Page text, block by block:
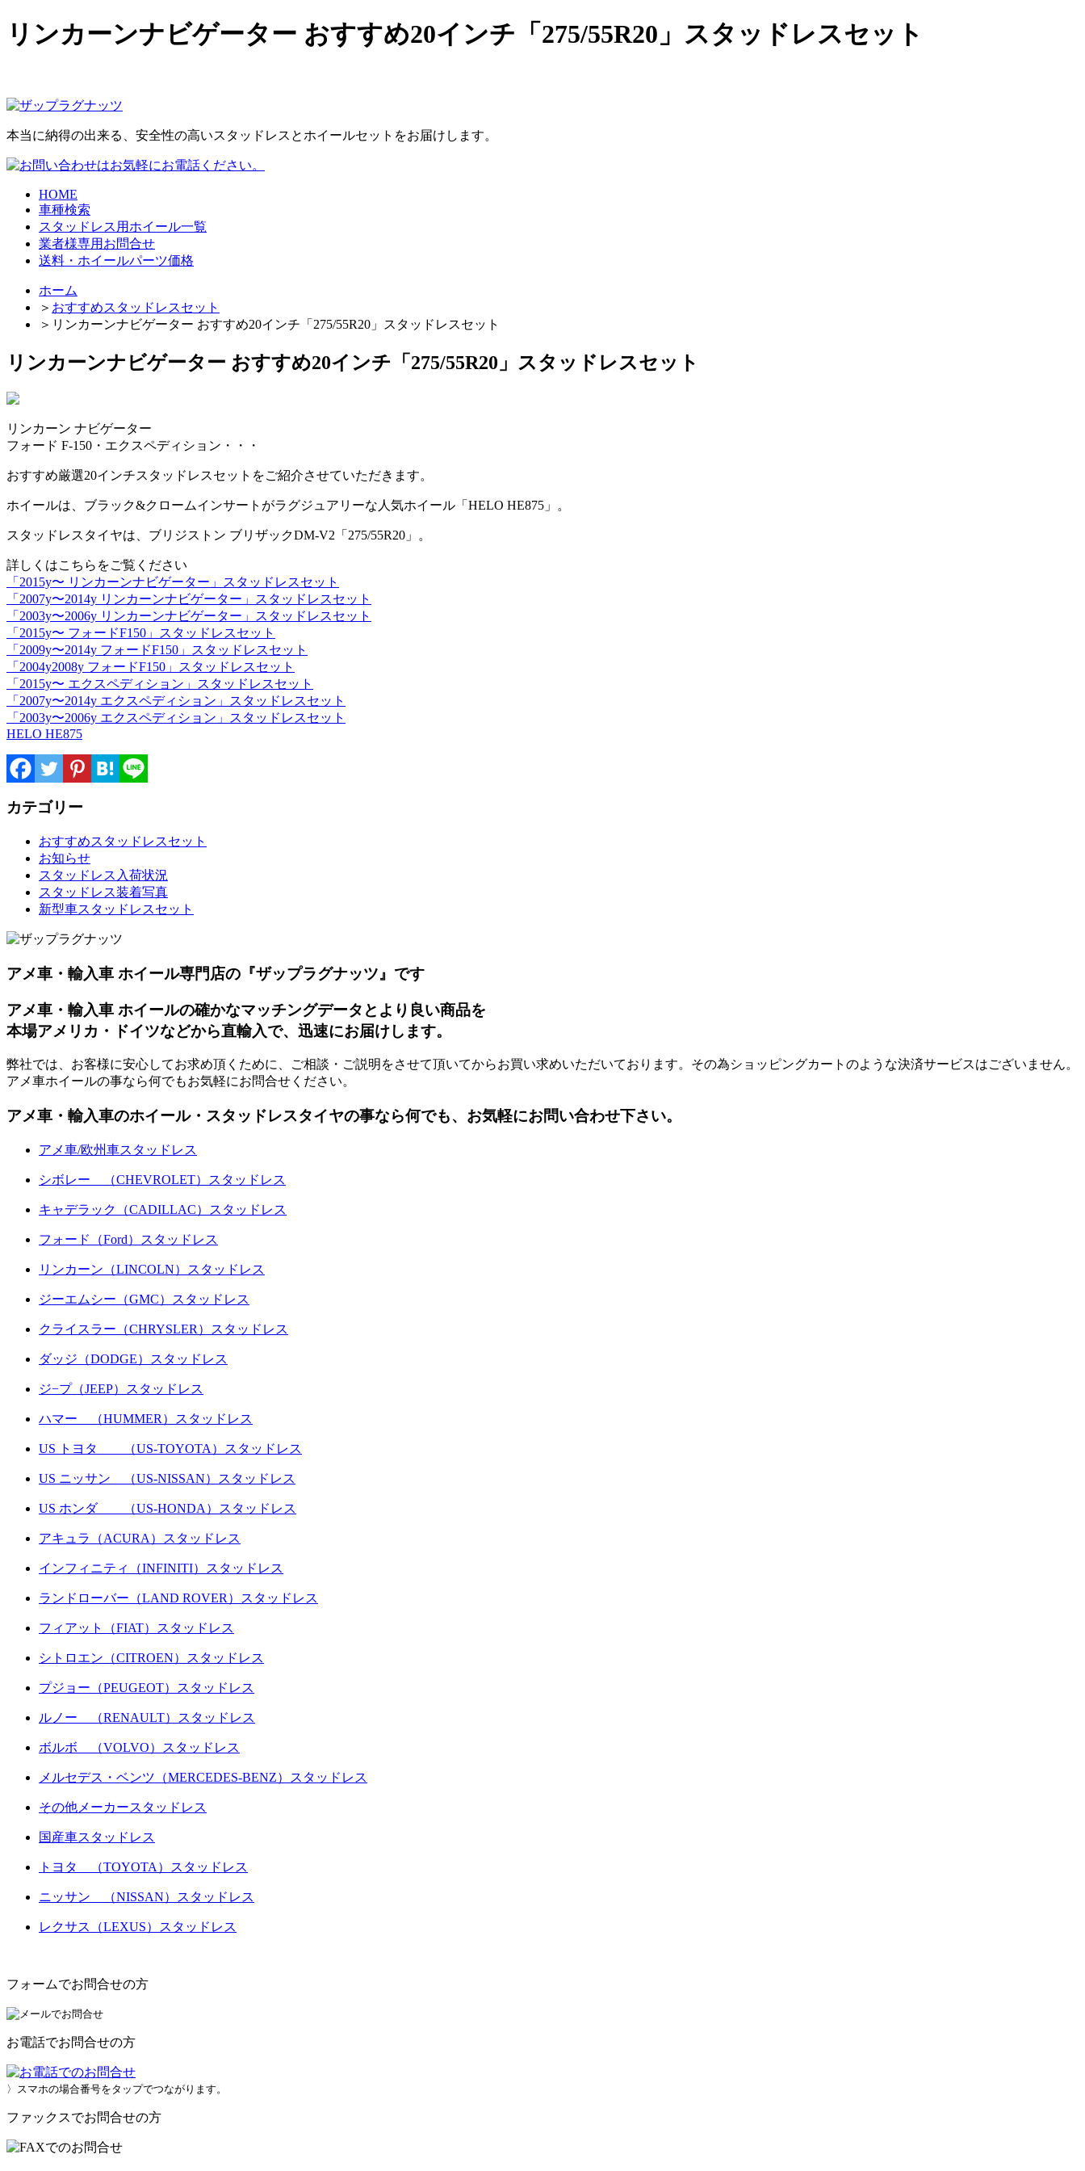
リンカーンナビゲーター おすすめ20インチ「275/55R20」スタッドレスセット
本当に納得の出来る、安全性の高いスタッドレスとホイールセットをお届けします。
HOME
車種検索
スタッドレス用ホイール一覧
業者様専用お問合せ
送料・ホイールパーツ価格
ホーム
＞ おすすめスタッドレスセット
＞ リンカーンナビゲーター おすすめ20インチ「275/55R20」スタッドレスセット
リンカーンナビゲーター おすすめ20インチ「275/55R20」スタッドレスセット
リンカーン ナビゲーター
フォード F-150・エクスペディション・・・
おすすめ厳選20インチスタッドレスセットをご紹介させていただきます。
ホイールは、ブラック&クロームインサートがラグジュアリーな人気ホイール「HELO HE875」。
スタッドレスタイヤは、ブリジストン ブリザックDM-V2「275/55R20」。
詳しくはこちらをご覧ください
「2015y〜 リンカーンナビゲーター」スタッドレスセット
「2007y〜2014y リンカーンナビゲーター」スタッドレスセット
「2003y〜2006y リンカーンナビゲーター」スタッドレスセット
「2015y〜 フォードF150」スタッドレスセット
「2009y〜2014y フォードF150」スタッドレスセット
「2004y2008y フォードF150」スタッドレスセット
「2015y〜 エクスペディション」スタッドレスセット
「2007y〜2014y エクスペディション」スタッドレスセット
「2003y〜2006y エクスペディション」スタッドレスセット
HELO HE875
カテゴリー
おすすめスタッドレスセット
お知らせ
スタッドレス入荷状況
スタッドレス装着写真
新型車スタッドレスセット
アメ車・輸入車 ホイール専門店の『ザップラグナッツ』です
アメ車・輸入車 ホイールの確かなマッチングデータとより良い商品を
本場アメリカ・ドイツなどから直輸入で、迅速にお届けします。
弊社では、お客様に安心してお求め頂くために、ご相談・ご説明をさせて頂いてからお買い求めいただいております。その為ショッピングカートのような決済サービスはございません。
アメ車ホイールの事なら何でもお気軽にお問合せください。
アメ車・輸入車のホイール・スタッドレスタイヤの事なら何でも、お気軽にお問い合わせ下さい。
アメ車/欧州車スタッドレス
シボレー （CHEVROLET）スタッドレス
キャデラック（CADILLAC）スタッドレス
フォード（Ford）スタッドレス
リンカーン（LINCOLN）スタッドレス
ジーエムシー（GMC）スタッドレス
クライスラー（CHRYSLER）スタッドレス
ダッジ（DODGE）スタッドレス
ジ−プ（JEEP）スタッドレス
ハマー （HUMMER）スタッドレス
US トヨタ （US-TOYOTA）スタッドレス
US ニッサン （US-NISSAN）スタッドレス
US ホンダ （US-HONDA）スタッドレス
アキュラ（ACURA）スタッドレス
インフィニティ（INFINITI）スタッドレス
ランドローバー（LAND ROVER）スタッドレス
フィアット（FIAT）スタッドレス
シトロエン（CITROEN）スタッドレス
プジョー（PEUGEOT）スタッドレス
ルノー （RENAULT）スタッドレス
ボルボ （VOLVO）スタッドレス
メルセデス・ベンツ（MERCEDES-BENZ）スタッドレス
その他メーカースタッドレス
国産車スタッドレス
トヨタ （TOYOTA）スタッドレス
ニッサン （NISSAN）スタッドレス
レクサス（LEXUS）スタッドレス
フォームでお問合せの方
お電話でお問合せの方
〉スマホの場合番号をタップでつながります。
ファックスでお問合せの方